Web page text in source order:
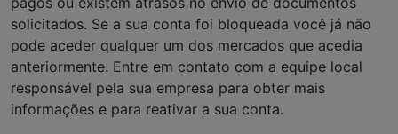
solicitados. Se a sua conta foi bloqueada você já não
pode aceder qualquer um dos mercados que acedia
anteriormente. Entre em contato com a equipe local
responsável pela sua empresa para obter mais
informações e para reativar a sua conta.